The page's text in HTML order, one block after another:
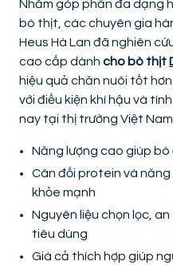
Nhằm góp phần đa dạng
bò thịt, các chuyên gia
Heus Hà Lan đã nghiên
cao cấp dành cho bò thịt
hiệu quả chăn nuôi tốt
với điều kiện khí hậu và
nay tại thị trường Việt Nam.
Năng lượng cao giúp
Cân đối protein và
khỏe mạnh
Nguyên liệu chọn lọc,
tiêu dùng
Giá cả thích hợp giúp